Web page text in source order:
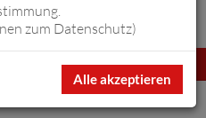
zum Datenschutz)
Alle akzeptieren